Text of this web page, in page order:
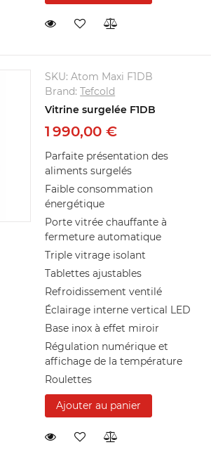
SKU:Atom Maxi F1DB
Brand:Tefcold
Vitrine surgelée F1DB
1 990,00 €
Parfaite présentation des
aliments surgelés
Faible consommation
énergétique
Porte vitrée chauffante à
fermeture automatique
Triple vitrage isolant
Tablettes ajustables
Refroidissement ventilé
Éclairage interne vertical LED
Base inox à effet miroir
Régulation numérique et
affichage de la température
Roulettes
Ajouter au panier